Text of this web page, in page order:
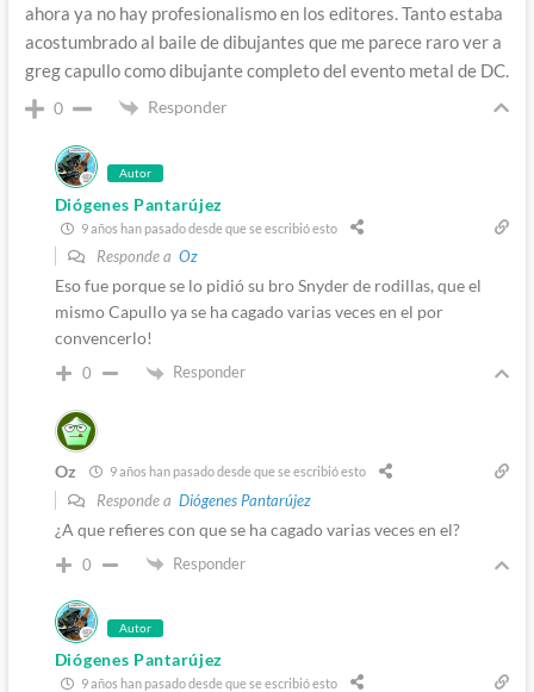
ahora ya no hay profesionalismo en los editores. Tanto estaba
acostumbrado al baile de dibujantes que me parece raro ver a
greg capullo como dibujante completo del evento metal de DC.
0 Responder
Autor
Diógenes Pantarújez
9 años han pasado desde que se escribió esto
Responde a Oz
Eso fue porque se lo pidió su bro Snyder de rodillas, que el
mismo Capullo ya se ha cagado varias veces en el por
convencerlo!
0 Responder
Oz 9 años han pasado desde que se escribió esto
Responde a Diógenes Pantarújez
¿A que refieres con que se ha cagado varias veces en el?
0 Responder
Autor
Diógenes Pantarújez
9 años han pasado desde que se escribió esto